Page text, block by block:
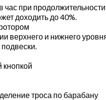
при
доходить до 40%.
верхнего и нижнего
кнопкой
троса по барабану